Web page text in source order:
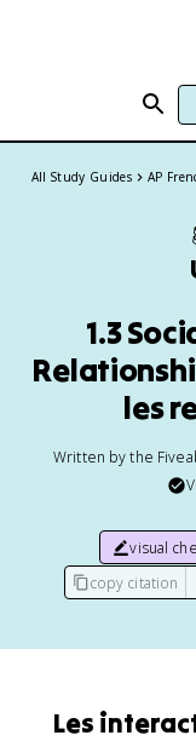
All Study Guides AP
1.3
les
Written by the
visual
copy citation
Les